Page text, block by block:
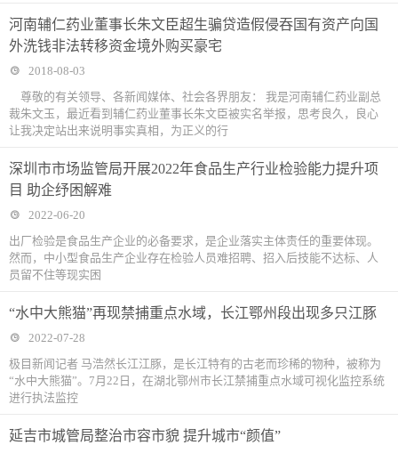
河南辅仁药业董事长朱文臣超生骗贷造假侵吞国有资产向国
外洗钱非法转移资金境外购买豪宅
2018-08-03
尊敬的有关领导、各新闻媒体、社会各界朋友： 我是河南辅仁药业副总
裁朱文玉，最近看到辅仁药业董事长朱文臣被实名举报，思考良久，良心
让我决定站出来说明事实真相，为正义的行
深圳市市场监管局开展2022年食品生产行业检验能力提升项
目 助企纾困解难
2022-06-20
出厂检验是食品生产企业的必备要求，是企业落实主体责任的重要体现。
然而，中小型食品生产企业存在检验人员难招聘、招入后技能不达标、人
员留不住等现实困
“水中大熊猫”再现禁捕重点水域，长江鄂州段出现多只江豚
2022-07-28
极目新闻记者 马浩然长江江豚，是长江特有的古老而珍稀的物种，被称为
“水中大熊猫”。7月22日，在湖北鄂州市长江禁捕重点水域可视化监控系统
进行执法监控
延吉市城管局整治市容市貌 提升城市“颜值”